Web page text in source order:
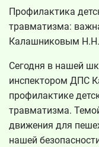
Профилактика
травматизма:
Калашниковым Н.Н.
Сегодня в нашей
инспектором ДПС
профилактике
травматизма.
движения для
нашей